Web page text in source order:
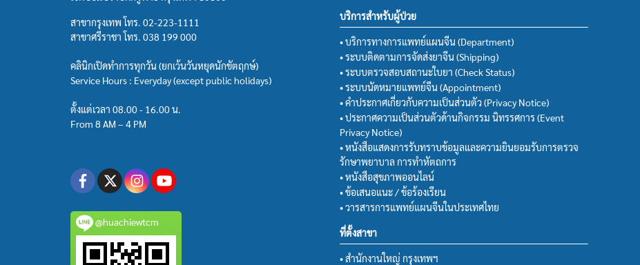
สาขากรุงเทพ โทร. 02-223-1111
สาขาศรีราชา โทร. 038 199 000
คลินิกเปิดทำการทุกวัน (ยกเว้นวันหยุดนักขัตฤกษ์)
Service Hours : Everyday (except public holidays)
ตั้งแต่เวลา 08.00 - 16.00 น.
From 8 AM – 4 PM
@huachiewtcm
บริการสำหรับผู้ป่วย
• บริการทางการแพทย์แผนจีน (Department)
• ระบบติดตามการจัดส่งยาจีน (Shipping)
• ระบบตรวจสอบสถานะใบยา (Check Status)
• ระบบนัดหมายแพทย์จีน (Appointment)
• คำประกาศเกี่ยวกับความเป็นส่วนตัว (Privacy Notice)
• ประกาศความเป็นส่วนตัวด้านกิจกรรม นิทรรศการ (Event
Privacy Notice)
• หนังสือแสดงการรับทราบข้อมูลและความยินยอมรับการตรวจ
รักษาพยาบาล การทำหัตถการ
• หนังสือสุขภาพออนไลน์
• ข้อเสนอแนะ / ข้อร้องเรียน
• วารสารการแพทย์แผนจีนในประเทศไทย
ที่ตั้งสาขา
• สำนักงานใหญ่ กรุงเทพฯ